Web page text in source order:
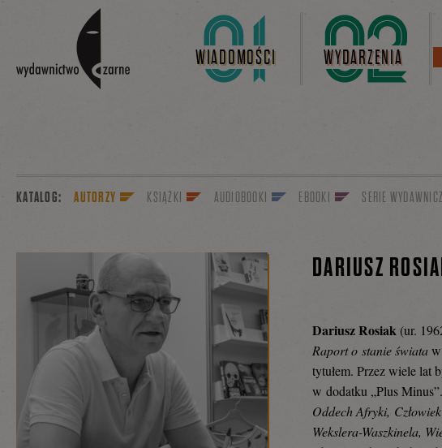
WIADOMOŚCI WYDARZENIA
KATALOG: AUTORZY KSIĄŻKI AUDIOBOOKI EBOOKI SERIE
DARIUSZ
Dariusz Rosiak (ur.
Raport o stanie świata
tytułem. Przez wiele lat
w dodatku „Plus
Oddech Afryki,
Wekslera-Waszkinela,